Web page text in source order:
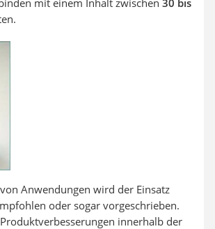
Anwendungen wird der Einsatz
oder sogar vorgeschrieben.
innerhalb der